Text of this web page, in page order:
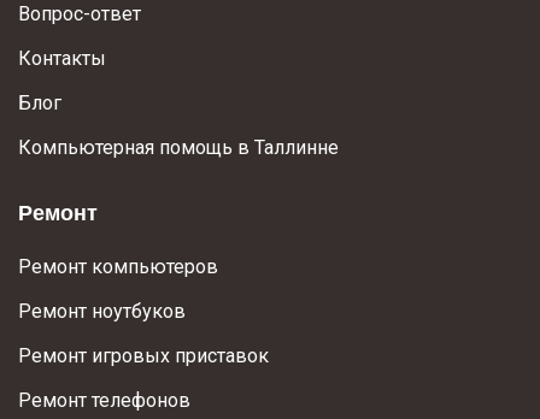
Вопрос-ответ
Контакты
Блог
Компьютерная помощь в Таллинне
Ремонт
Ремонт компьютеров
Ремонт ноутбуков
Ремонт игровых приставок
Ремонт телефонов